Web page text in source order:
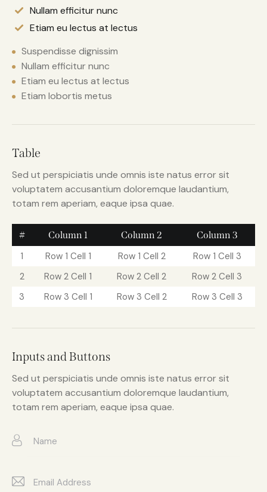
Nullam efficitur nunc
Etiam eu lectus at lectus
Suspendisse dignissim
Nullam efficitur nunc
Etiam eu lectus at lectus
Etiam lobortis metus
Table
Sed ut perspiciatis unde omnis iste natus error sit
voluptatem accusantium doloremque laudantium,
totam rem aperiam, eaque ipsa quae.
# Column 1 Column 2 Column 3
1 Row 1 Cell 1 Row 1 Cell 2
Row 1 Cell 3
2
Row 2 Cell 1 Row 2 Cell 2
Row 2 Cell 3
3
Row 3 Cell 1 Row 3 Cell 2 Row 3 Cell 3
Inputs and Buttons
Sed ut perspiciatis unde omnis iste natus error sit
voluptatem accusantium doloremque laudantium,
totam rem aperiam, eaque ipsa quae.